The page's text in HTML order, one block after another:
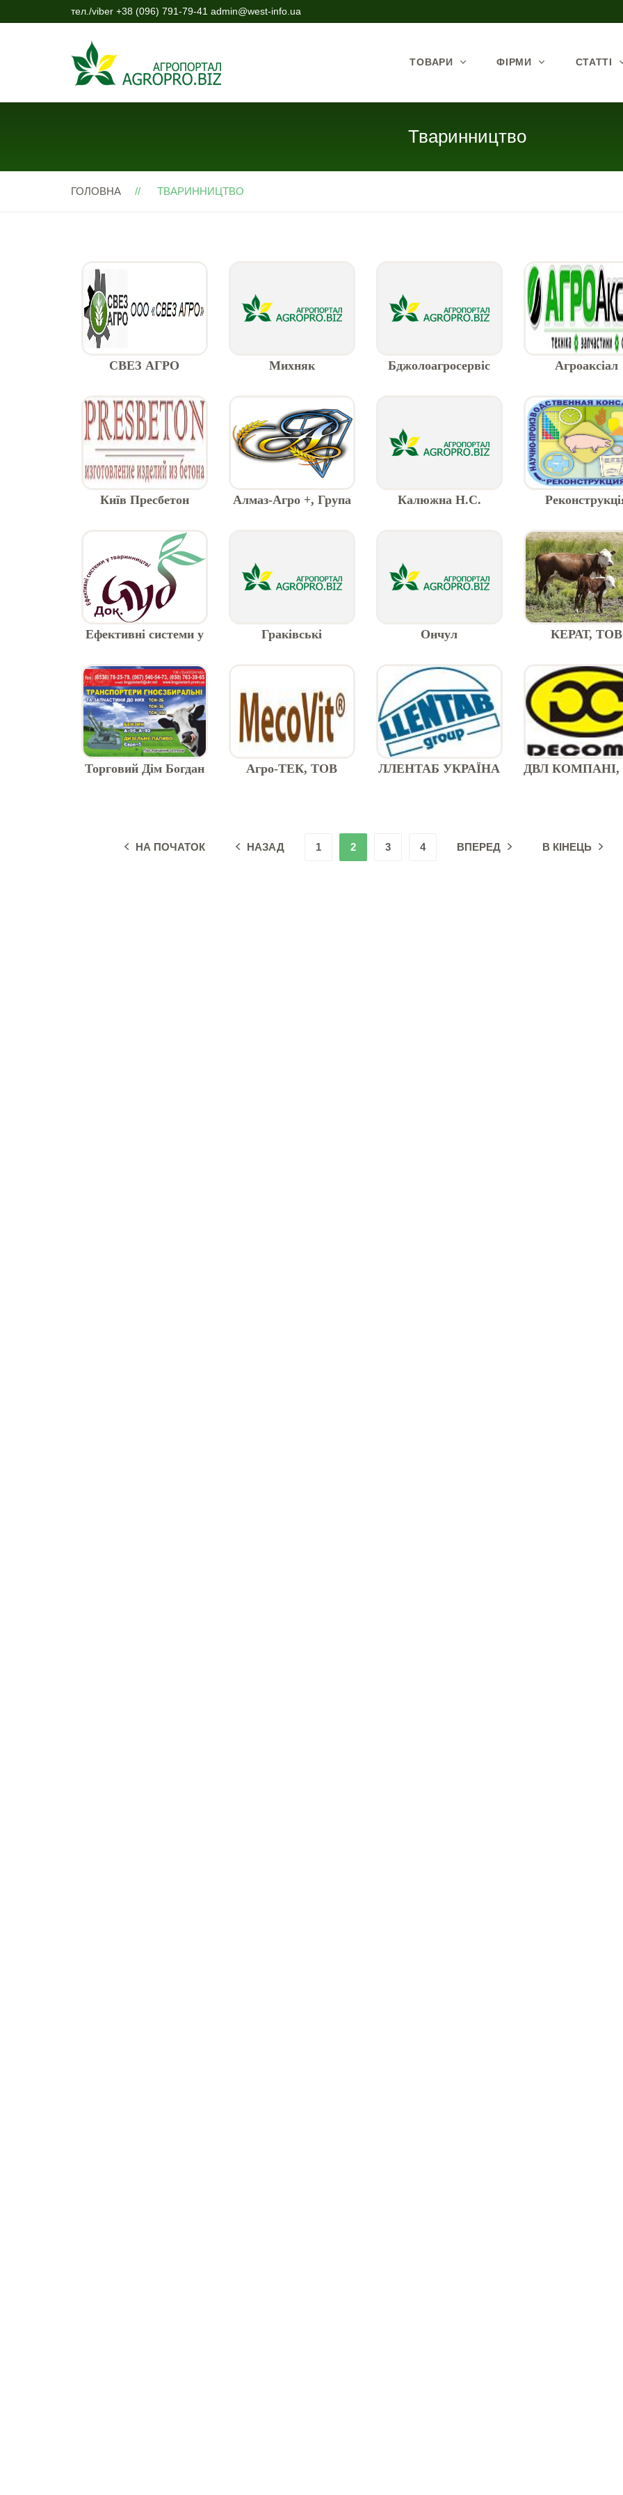
тел./viber +38 (096) 791-79-41 admin@west-info.ua
ТОВАРИ ФІРМИ СТАТТІ
Тваринництво
ГОЛОВНА ТВАРИННИЦТВО
СВЕЗ АГРО Михняк
Бджолоагросервіс
Агроаксіал
Київ Пресбетон
Алмаз-Агро +, Група
Калюжна Н.С.
Ефективні системи у
Граківські
Ончул КЕРАТ, ТОВ
Торговий Дім Богдан
Агро-ТЕК, ТОВ ЛЛЕНТАБ УКРАЇНА ДВЛ КОМПАНІ,
НА ПОЧАТОК НАЗАД 1 2 3 4 ВПЕРЕД В КІНЕЦЬ